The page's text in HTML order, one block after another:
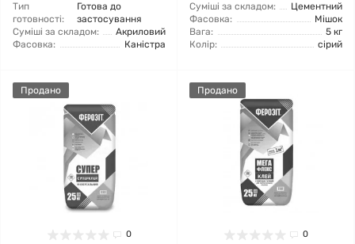
Тип
готовності:
Готова до
застосування
Суміші за складом:
Акриловий
Фасовка:
Каністра
Суміші за складом:
Цементний
Фасовка:
Мішок
Вага:
5 кг
Колір:
сірий
Продано
0
Продано
0